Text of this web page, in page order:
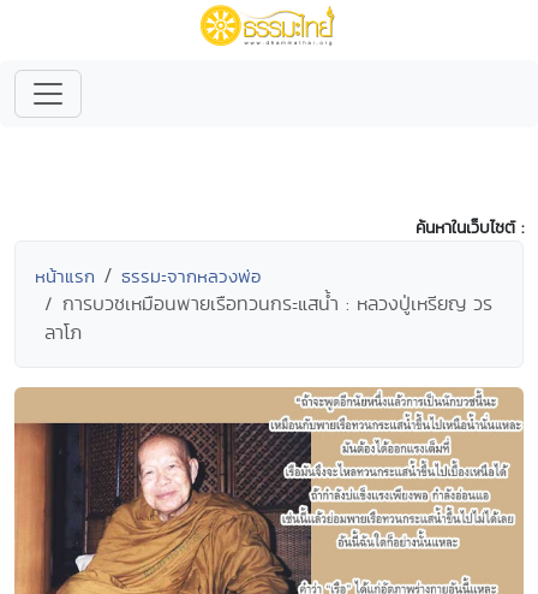
ค้นหาในเว็บไซต์ :
หน้าแรก ธรรมะจากหลวงพ่อ
การบวชเหมือนพายเรือทวนกระแสน้ำ : หลวงปู่เหรียญ วร
ลาโภ